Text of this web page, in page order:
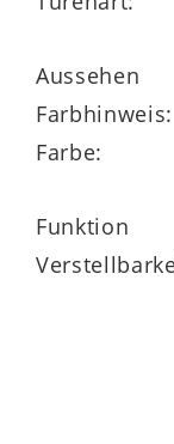
der
Kleidung,
findest du
Shirts,
ordentlich
Jacken,
Aussehen
Farbhinweis:
Farbe:
Funktion